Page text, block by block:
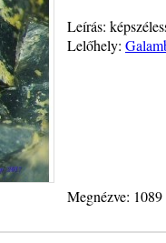
Leírás:
Lelőhely:
Megnézve: